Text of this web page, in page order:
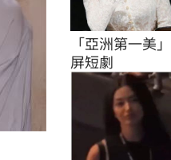
「亞洲第一美
屏短劇